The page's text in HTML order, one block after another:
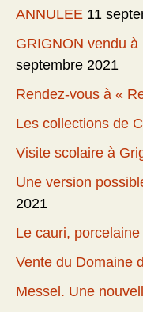
ANNULEE 11
GRIGNON vendu
septembre 2021
Rendez-vous à «
Les collections de
Visite scolaire à
Une version
2021
Le cauri,
Vente du Domaine
Messel. Une